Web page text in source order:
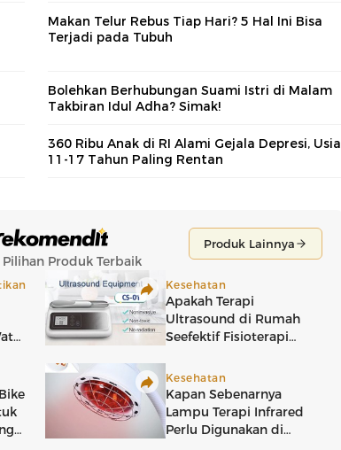
Makan Telur Rebus Tiap Hari? 5 Hal Ini Bisa
Terjadi pada Tubuh
Bolehkan Berhubungan Suami Istri di Malam
Takbiran Idul Adha? Simak!
360 Ribu Anak di RI Alami Gejala Depresi, Usia
11-17 Tahun Paling Rentan